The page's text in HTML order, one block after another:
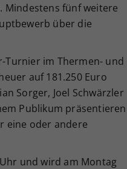
Mindestens fünf weitere
über die
Turnier im Thermen- und
auf 181.250 Euro
Sorger, Joel Schwärzler
Publikum präsentieren
eine oder andere
und wird am Montag